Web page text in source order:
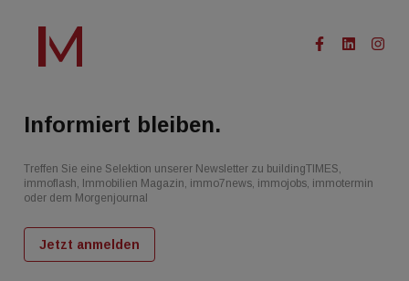
Informiert bleiben.
Treffen Sie eine Selektion unserer Newsletter zu buildingTIMES,
immoflash, Immobilien Magazin, immo7news, immojobs, immotermin
oder dem Morgenjournal
Jetzt anmelden